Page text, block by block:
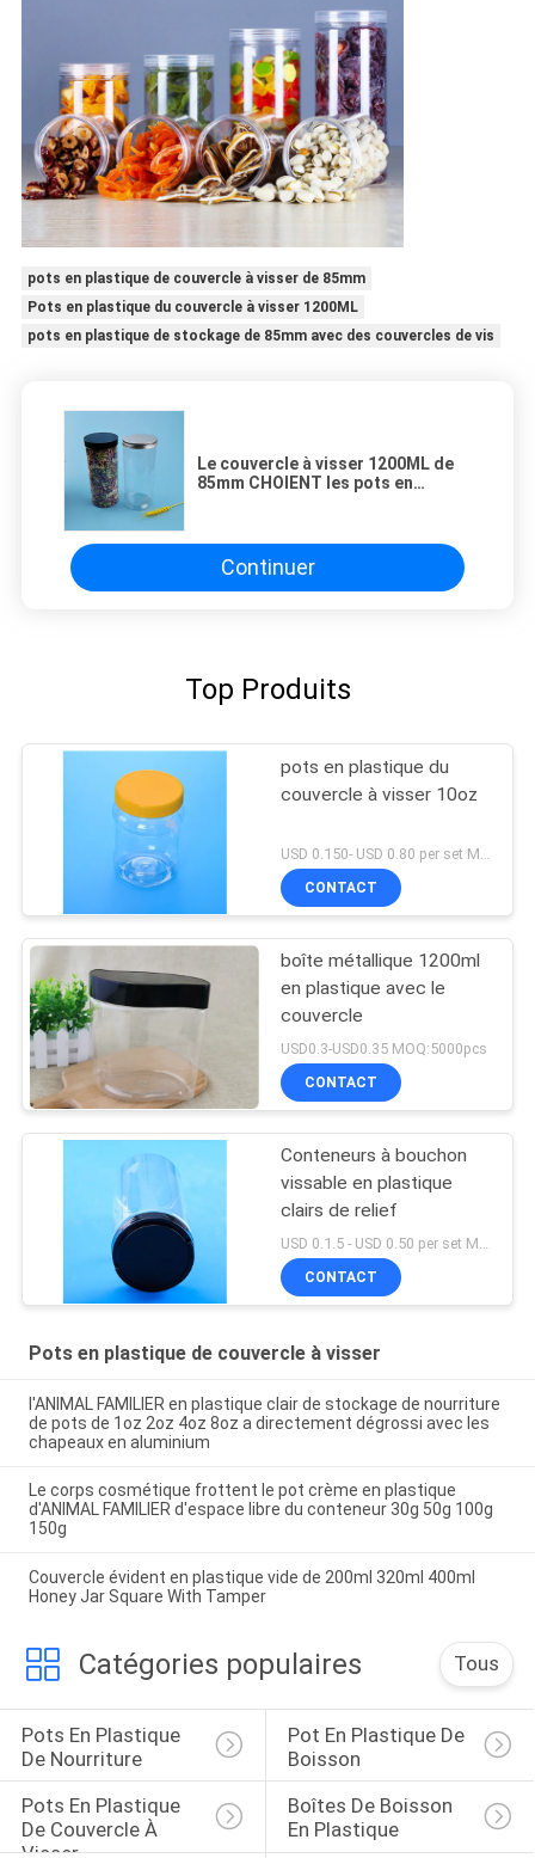
pots en plastique de couvercle à visser de 85mm
Pots en plastique du couvercle à visser 1200ML
pots en plastique de stockage de 85mm avec des couvercles de vis
Le couvercle à visser 1200ML de
85mm CHOIENT les pots en
Continuer
Top Produits
pots en plastique du
couvercle à visser 10oz
USD 0.150- USD 0.80 per set MOQ:10000SET
CONTACT
boîte métallique 1200ml
en plastique avec le
couvercle
USD0.3-USD0.35 MOQ:5000pcs
CONTACT
Conteneurs à bouchon
vissable en plastique
clairs de relief
CONTACT
Pots en plastique de couvercle à visser
l'ANIMAL FAMILIER en plastique clair de stockage de nourriture
de pots de 1oz 2oz 4oz 8oz a directement dégrossi avec les
chapeaux en aluminium
Le corps cosmétique frottent le pot crème en plastique
d'ANIMAL FAMILIER d'espace libre du conteneur 30g 50g 100g
150g
Couvercle évident en plastique vide de 200ml 320ml 400ml
Honey Jar Square With Tamper
Catégories populaires Tous
Pots En Plastique
De Nourriture
Pot En Plastique De
Boisson
Pots En Plastique
De Couvercle À
Boîtes De Boisson
En Plastique